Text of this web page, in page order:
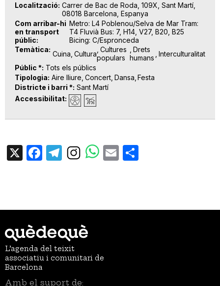
Localització Carrer de Bac de Roda, 109X, Sant Martí,
08018 Barcelona, Espanya
Com arribar-hi
en transport
públic
Metro: L4 Poblenou/Selva de Mar Tram:
T4 Fluvià Bus: 7, H14, V27, B20, B25
Bicing: C/Espronceda
Temàtica Cuina Cultura Cultures
populars
Drets
humans Interculturalitat
Públic * Tots els públics
Tipologia Aire lliure Concert Dansa Festa
Districte i barri * Sant Martí
Accessibilitat
X Facebook
TelegramEmail
L’agenda del teixit
associatiu i comunitari de
Barcelona
Amb el suport de: